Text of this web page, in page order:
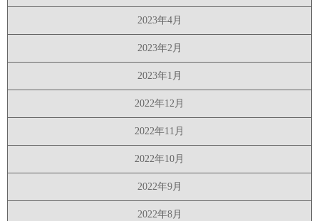
2023年4月
2023年2月
2023年1月
2022年12月
2022年11月
2022年10月
2022年9月
2022年8月